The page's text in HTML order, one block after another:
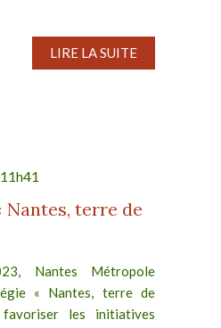
LIRE LA SUITE
Nantes, terre de
Nantes Métropole
« Nantes, terre de
les initiatives